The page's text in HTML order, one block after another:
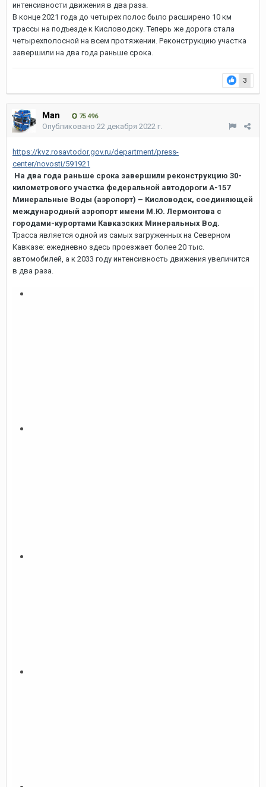
интенсивности движения в два раза.
В конце 2021 года до четырех полос было расширено 10 км
трассы на подъезде к Кисловодску. Теперь же дорога стала
четырехполосной на всем протяжении. Реконструкцию участка
завершили на два года раньше срока.
3
Man 75 496
Опубликовано 22 декабря 2022 г.
https://kvz.rosavtodor.gov.ru/department/press-
center/novosti/591921
На два года раньше срока завершили реконструкцию 30-
километрового участка федеральной автодороги А-157
Минеральные Воды (аэропорт) – Кисловодск, соединяющей
международный аэропорт имени М.Ю. Лермонтова с
городами-курортами Кавказских Минеральных Вод.
Трасса является одной из самых загруженных на Северном
Кавказе: ежедневно здесь проезжает более 20 тыс.
автомобилей, а к 2033 году интенсивность движения увеличится
в два раза.